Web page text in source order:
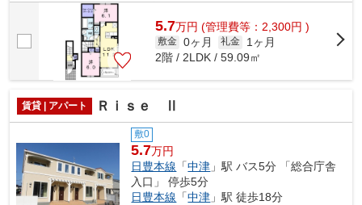
内設備は浴室乾燥機・洗面所独立などが...
5.7万円 (管理費等：2,300円 )
敷金 0ヶ月 礼金
1ヶ月
2階 / 2LDK / 59.09㎡
賃貸 | アパート Ｒｉｓｅ Ⅱ
敷0
5.7万円
日豊本線 「中津 」駅 バス5分 「総合庁舎
入口」 停歩5分
日豊本線 「中津 」駅 徒歩18分